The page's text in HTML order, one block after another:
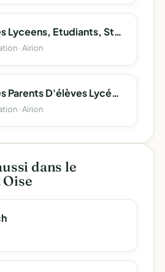
Association Des Lyceens, Etudiants, Stagiaires, Et Apprentis D'airion
· Airion
Association Des Parents D'élèves Lycée D'airion
· Airion
dans le